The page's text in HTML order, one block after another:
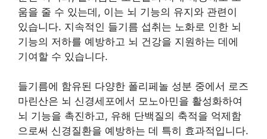
움을 줄 수 있는데, 이는 뇌 기능의 유지와 관련이
있습니다. 지속적인 들기름 섭취는 노화로 인한 뇌
기능의 저하를 예방하고 뇌 건강을 지원하는 데에
기여할 수 있습니다.
들기름에 함유된 다양한 폴리페놀 성분 중에서 로즈
마린산은 뇌 신경세포에서 모노아민을 활성화하여
뇌 기능을 촉진하고, 유해 단백질의 축적을 억제함
으로써 신경질환을 예방하는 데 특히 효과적입니다.